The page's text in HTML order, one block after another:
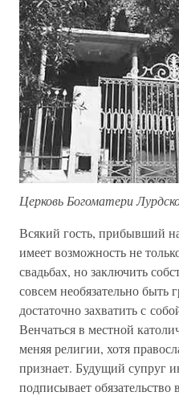
Церковь Богоматери
Всякий гость, прибывший
имеет возможность не
свадьбах, но заключить
совсем необязательно
достаточно захватить с
Венчаться в местной
меняя религии, хотя
признает. Будущий супруг
подписывает обязательство